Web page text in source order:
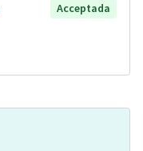
Acceptada